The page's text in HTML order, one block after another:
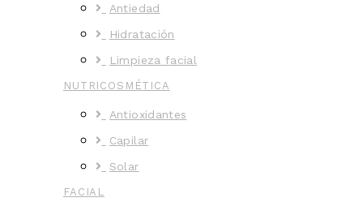
Antiedad
Hidratación
Limpieza facial
NUTRICOSMÉTICA
Antioxidantes
Capilar
Solar
FACIAL